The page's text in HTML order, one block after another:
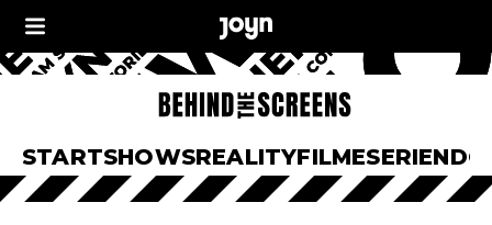
STARTSHOWSREALITYFILMESERIEN